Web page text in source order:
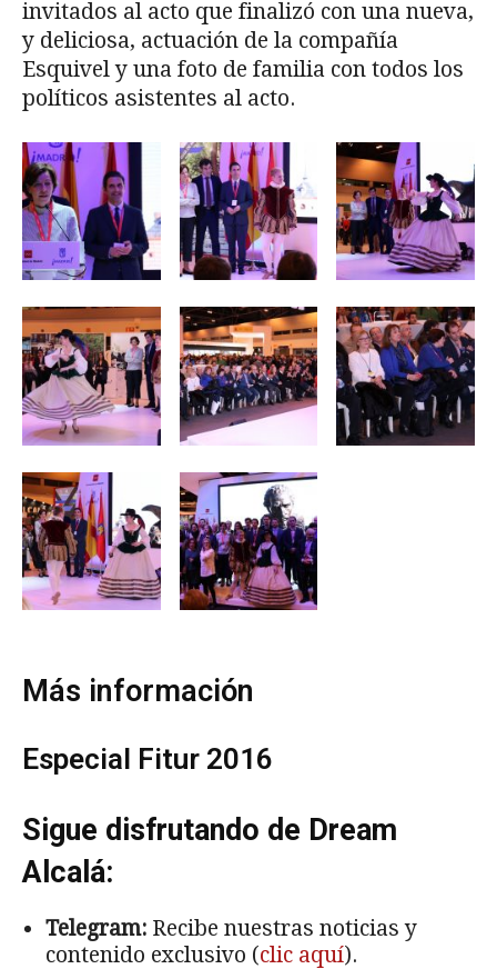
invitados al acto que finalizó con una nueva,
y deliciosa, actuación de la compañía
Esquivel y una foto de familia con todos los
políticos asistentes al acto.
Más información
Especial Fitur 2016
Sigue disfrutando de Dream
Alcalá:
Telegram: Recibe nuestras noticias y
contenido exclusivo (clic aquí).